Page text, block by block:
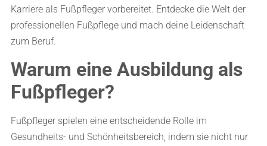
Karriere als Fußpfleger vorbereitet. Entdecke die Welt der
professionellen Fußpflege und mach deine Leidenschaft
zum Beruf.
Warum eine Ausbildung als
Fußpfleger?
Fußpfleger spielen eine entscheidende Rolle im
Gesundheits- und Schönheitsbereich, indem sie nicht nur